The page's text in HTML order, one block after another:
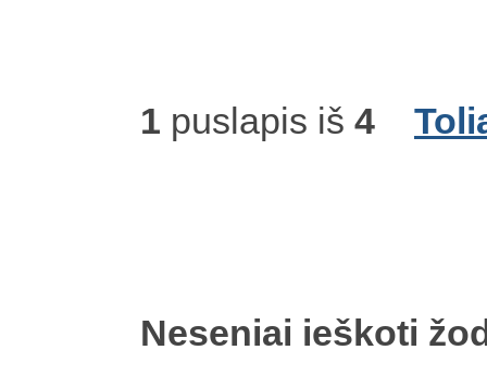
1 puslapis iš 4
Neseniai ieškoti